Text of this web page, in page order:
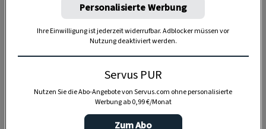
Anzeige
Personalisierte Werbung
Ihre Einwilligung ist jederzeit widerrufbar. Adblocker müssen vor
Nutzung deaktiviert werden.
Servus PUR
Nutzen Sie die Abo-Angebote von Servus.com ohne personalisierte
Werbung ab 0,99 €/Monat
Zum Abo